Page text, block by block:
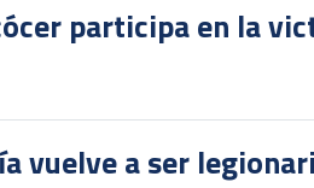
participa en la
vuelve a ser